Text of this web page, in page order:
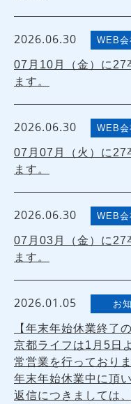
2026.06.30 WEB会
07月10月（金）に27
ます。
2026.06.30 WEB会
07月07月（火）に27
ます。
2026.06.30 WEB会
07月03月（金）に27
ます。
2026.01.05 お
【年末年始休業終了
京都ライフは1月5日
常営業を行っておりま
年末年始休業中に頂
返信につきましては